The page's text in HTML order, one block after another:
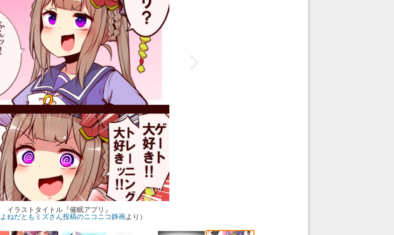
9 / 9
イラストタイトル『催眠アプリ』
よねだともミズさん投稿のニコニコ静画より）